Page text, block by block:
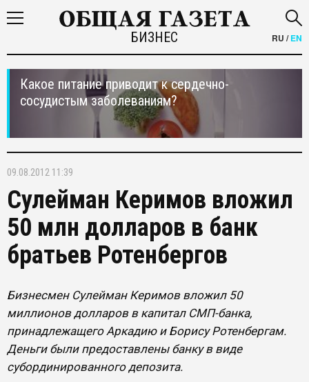
БИЗНЕС RU /EN
Какое питание приводит к сердечно-
сосудистым заболеваниям?
09.08.2012 11:39
Сулейман Керимов вложил
50 млн долларов в банк
братьев Ротенбергов
Бизнесмен Сулейман Керимов вложил 50
миллионов долларов в капитал СМП-банка,
принадлежащего Аркадию и Борису Ротенбергам.
Деньги были предоставлены банку в виде
субординированного депозита.